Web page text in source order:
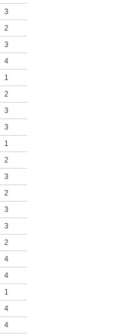
3
2
3
4
1
2
3
3
1
2
3
2
3
3
2
4
4
1
4
4